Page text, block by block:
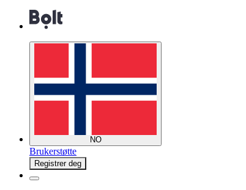
NO
Brukerstøtte
Registrer deg